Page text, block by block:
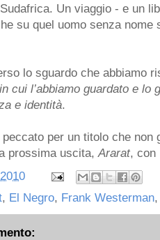
Un viaggio - e un
su quel uomo senza nome
lo sguardo che abbiamo
cui l’abbiamo guardato e lo
e identità.
per un titolo che non
prossima uscita,Ararat, con
, El Negro, Frank Westerman